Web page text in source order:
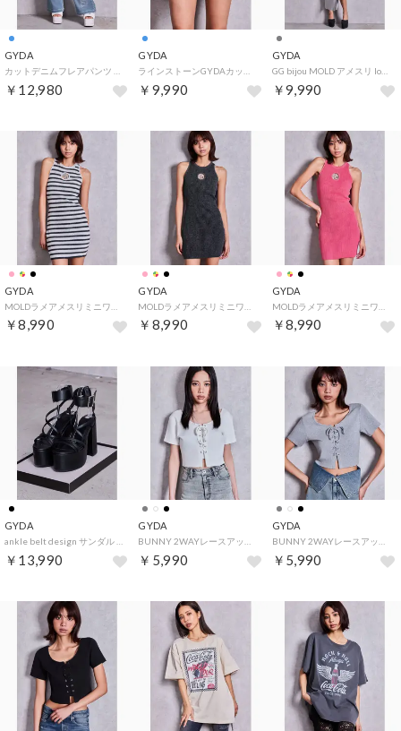
GYDA
￥12,980
GYDA
￥9,990
GYDA
GG bijou MOLD アメスリ long ニットワンピース （グレー）
￥9,990
GYDA
￥8,990
GYDA
￥8,990
GYDA
￥8,990
GYDA
ankle belt design サンダル （ブラック）
￥13,990
GYDA
BUNNY 2WAYレースアップショートTシャツ （オフホワイト）
￥5,990
GYDA
BUNNY 2WAYレースアップショートTシャツ （グレー）
￥5,990